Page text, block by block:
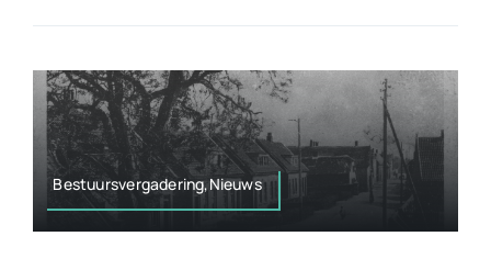
Bestuursvergadering,Nieuws